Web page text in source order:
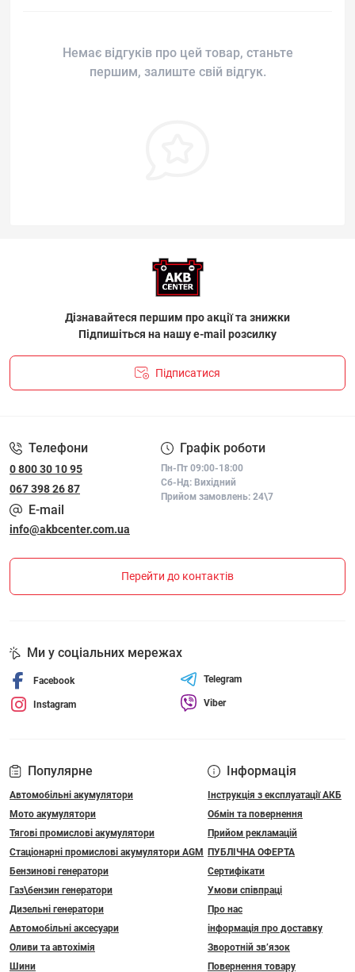
Немає відгуків про цей товар, станьте
першим, залиште свій відгук.
Дізнавайтеся першим про акції та знижки
Підпишіться на нашу e-mail розсилку
Підписатися
Телефони
0 800 30 10 95
067 398 26 87
Графік роботи
Пн-Пт 09:00-18:00
Сб-Нд: Вихідний
Прийом замовлень: 24\7
E-mail
info@akbcenter.com.ua
Перейти до контактів
Популярне
Автомобільні акумулятори
Мото акумулятори
Тягові промислові акумулятори
Стаціонарні промислові акумулятори АGM
Бензинові генератори
Газ\бензин генератори
Дизельні генератори
Автомобільні аксесуари
Оливи та автохімія
Шини
Інформація
Інструкція з експлуатації АКБ
Обмін та повернення
Прийом рекламацій
ПУБЛІЧНА ОФЕРТА
Сертифікати
Умови співпраці
Про нас
інформація про доставку
Зворотній зв’язок
Повернення товару
Ми у соціальних мережах
Facebook
Instagram
Telegram
Viber